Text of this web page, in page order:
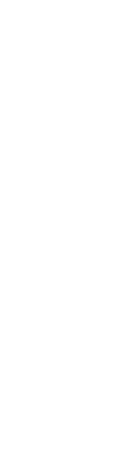
Kisses DSM
Bernita
Jokinen
Alfred
Oscar